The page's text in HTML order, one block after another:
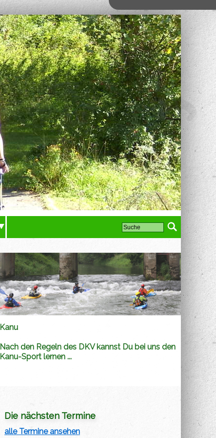
Kanu
Nach den Regeln des DKV kannst Du bei uns den
Kanu-Sport lernen ...
Die nächsten Termine
alle Termine ansehen